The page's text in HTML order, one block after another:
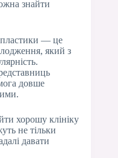
знайти
— це
який з
довше
хорошу клініку
не тільки
давати